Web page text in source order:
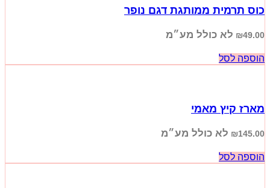
כוס תרמית ממותגת דגם נופר
₪49.00 לא כולל מע״מ
הוספה לסל
מארז קיץ מאמי
₪145.00 לא כולל מע״מ
הוספה לסל